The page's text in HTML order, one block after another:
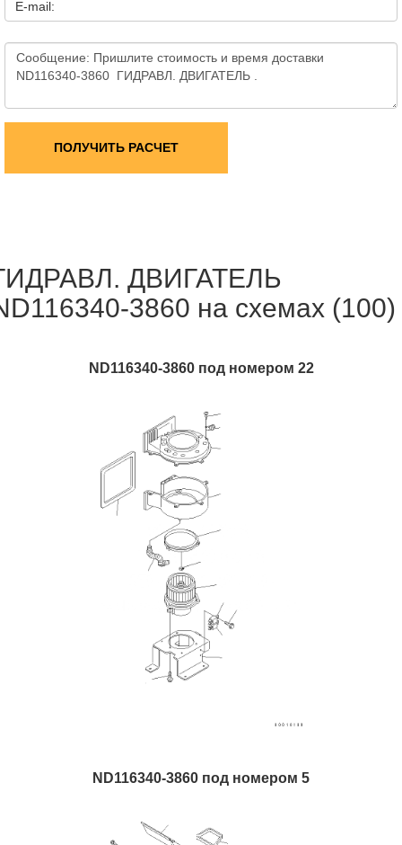
E-mail:
ПОЛУЧИТЬ РАСЧЕТ
ДВИГАТЕЛЬ
3860 на схемах (100)
ND116340-3860 под номером 22
ND116340-3860 под номером 5